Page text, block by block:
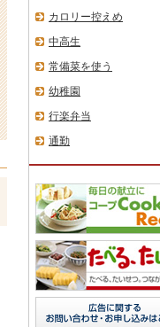
カロリー控えめ
中高生
常備菜を使う
幼稚園
行楽弁当
通勤